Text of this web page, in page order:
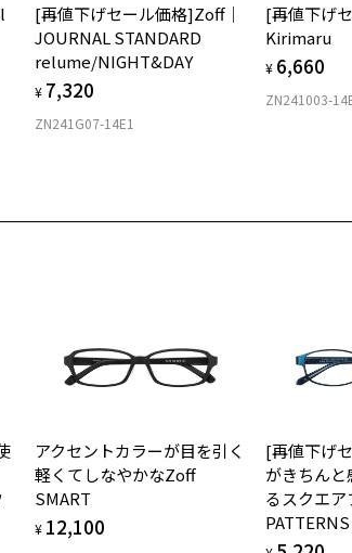
商品詳細ページへ
お気に入り
[再値下げセール価格]SMART REGULAR 24SS
商品番号：ZJ241012-14F1/フレームカラー：ブラ
[再値下げセール価格]Zoff｜
JOURNAL STANDARD
relume/NIGHT&DAY
¥ 7,320
ZN241G07-14E1
[再値下げ
Kirimaru
¥ 6,660
ZN241003-
アクセントカラーが目を引く
軽くてしなやかなZoff
SMART
¥ 12,100
[再値下げ
がきちん
るスクエ
PATTERNS